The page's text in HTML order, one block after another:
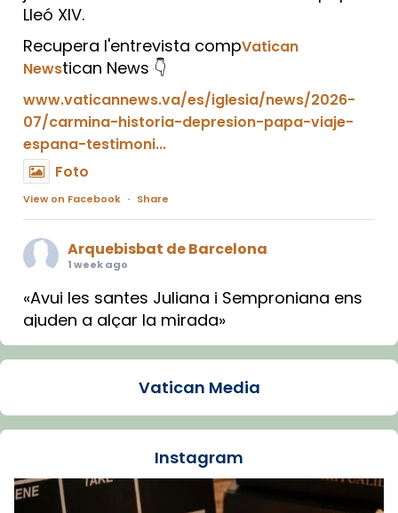
Lleó XIV.
Recupera l'entrevista compVatican
Newstican News 👇
www.vaticannews.va/es/iglesia/news/2026-
07/carmina-historia-depresion-papa-viaje-
espana-testimoni...
Foto
View on Facebook · Share
Arquebisbat de Barcelona
1 week ago
«Avui les santes Juliana i Semproniana ens
ajuden a alçar la mirada»
Mons. Sergi Gordo, bisbe de Tortosa, ha
Santes de Mataró.
🔗tinyurl.com/cvu5jmbk
Foto
Vatican Media
Instagram